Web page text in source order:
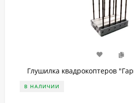
Глушилка квадрокоптеров
В НАЛИЧИИ